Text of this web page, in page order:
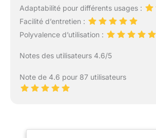
Adaptabilité pour différents usages :
Facilité d’entretien :
Polyvalence d’utilisation :
Notes des utilisateurs 4.6/5
Note de 4.6 pour 87 utilisateurs